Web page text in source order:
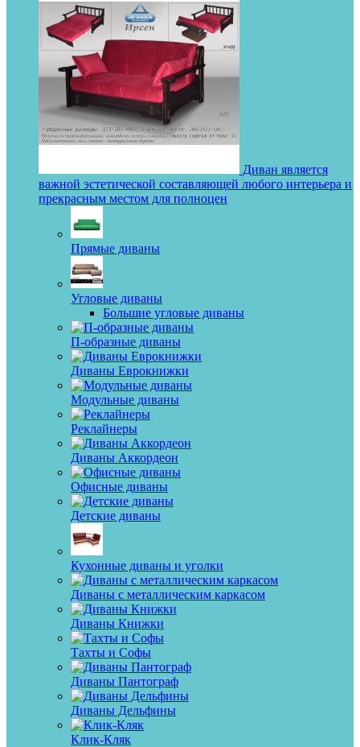
Диван является
важной эстетической составляющей любого интерьера и
прекрасным местом для полноцен
Прямые диваны
Угловые диваны
Большие угловые диваны
П-образные диваны
Диваны Еврокнижки
Модульные диваны
Реклайнеры
Диваны Аккордеон
Офисные диваны
Детские диваны
Кухонные диваны и уголки
Диваны с металлическим каркасом
Диваны Книжки
Тахты и Софы
Диваны Пантограф
Диваны Дельфины
Клик-Кляк